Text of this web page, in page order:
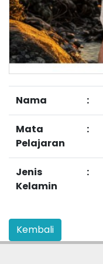
Nama :
Mata
Pelajaran
:
Jenis
Kelamin
: